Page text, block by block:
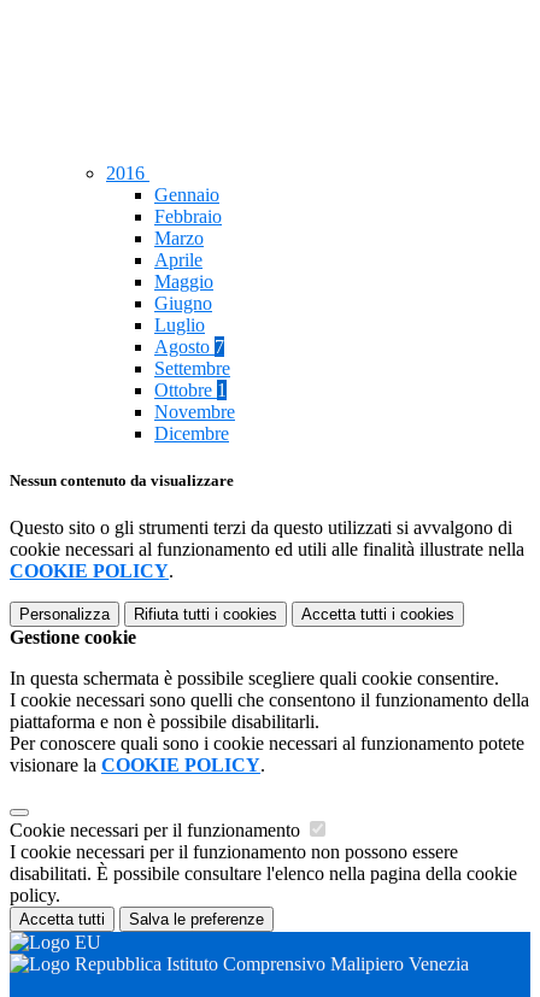
2016
Gennaio
Febbraio
Marzo
Aprile
Maggio
Giugno
Luglio
Agosto 7
Settembre
Ottobre 1
Novembre
Dicembre
Nessun contenuto da visualizzare
Questo sito o gli strumenti terzi da questo utilizzati si avvalgono di
cookie necessari al funzionamento ed utili alle finalità illustrate nella
COOKIE POLICY.
Personalizza Rifiuta tutti i cookies Accetta tutti i cookies
Gestione cookie
In questa schermata è possibile scegliere quali cookie consentire.
I cookie necessari sono quelli che consentono il funzionamento della
piattaforma e non è possibile disabilitarli.
Per conoscere quali sono i cookie necessari al funzionamento potete
visionare la COOKIE POLICY.
Cookie necessari per il funzionamento
I cookie necessari per il funzionamento non possono essere
disabilitati. È possibile consultare l'elenco nella pagina della cookie
policy.
Accetta tutti Salva le preferenze
Istituto Comprensivo Malipiero Venezia